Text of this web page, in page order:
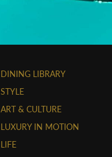
DINING LIBRARY
STYLE
ART & CULTURE
LUXURY IN MOTION
LIFE